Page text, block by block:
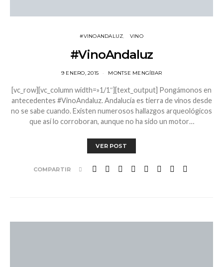
#VINOANDALUZ VINO
#VinoAndaluz
9 ENERO, 2015 MONTSE MENGÍBAR
[vc_row][vc_column width=»1/1″][text_output] Pongámonos en
antecedentes #VinoAndaluz. Andalucía es tierra de vinos desde
no se sabe cuando. Existen numerosos hallazgos arqueológicos
que así lo corroboran, aunque no ha sido un motor…
VER POST
COMPARTIR